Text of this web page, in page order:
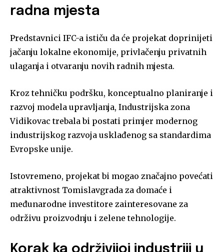
radna mjesta
Predstavnici IFC-a ističu da će projekat doprinijeti
jačanju lokalne ekonomije, privlačenju privatnih
ulaganja i otvaranju novih radnih mjesta.
Kroz tehničku podršku, konceptualno planiranje i
razvoj modela upravljanja, Industrijska zona
Vidikovac trebala bi postati primjer modernog
industrijskog razvoja usklađenog sa standardima
Evropske unije.
Istovremeno, projekat bi mogao značajno povećati
atraktivnost Tomislavgrada za domaće i
međunarodne investitore zainteresovane za
održivu proizvodnju i zelene tehnologije.
Korak ka održivijoj industriji u